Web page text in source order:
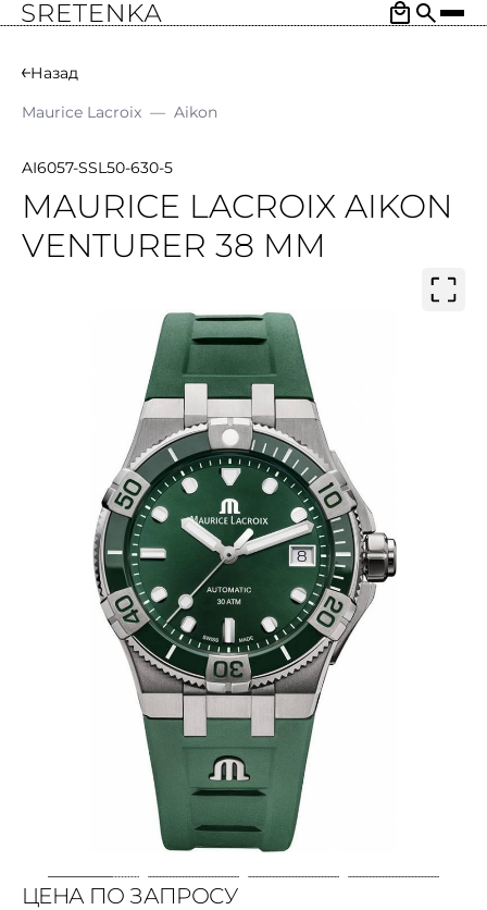
Назад
Maurice Lacroix — Aikon
AI6057-SSL50-630-5
MAURICE LACROIX AIKON
VENTURER 38 MM
ЦЕНА ПО ЗАПРОСУ